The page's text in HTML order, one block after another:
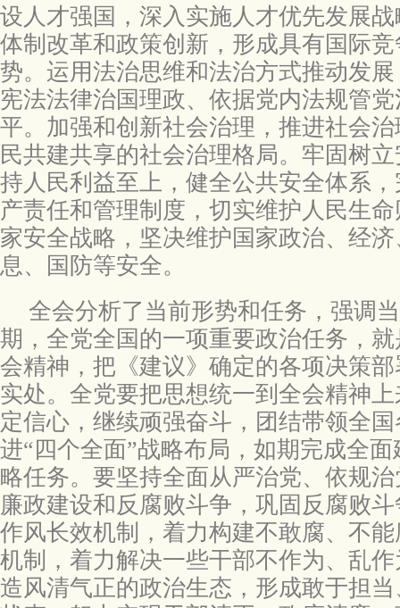
设人才强国，深入实施人才优先发展
体制改革和政策创新，形成具有国际
势。运用法治思维和法治方式推动发
宪法法律治国理政、依据党内法规管
平。加强和创新社会治理，推进社会
民共建共享的社会治理格局。牢固树
持人民利益至上，健全公共安全体系
产责任和管理制度，切实维护人民生
家安全战略，坚决维护国家政治、经
息、国防等安全。
全会分析了当前形势和任务，强调
期，全党全国的一项重要政治任务，
会精神，把《建议》确定的各项决策
实处。全党要把思想统一到全会精神
定信心，继续顽强奋斗，团结带领全
进“四个全面”战略布局，如期完成全
略任务。要坚持全面从严治党、依规
廉政建设和反腐败斗争，巩固反腐败
作风长效机制，着力构建不敢腐、不
机制，着力解决一些干部不作为、乱
造风清气正的政治生态，形成敢于担